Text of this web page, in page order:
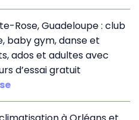
Rose, Guadeloupe : club
baby gym, danse et
ados et adultes avec
d’essai gratuit